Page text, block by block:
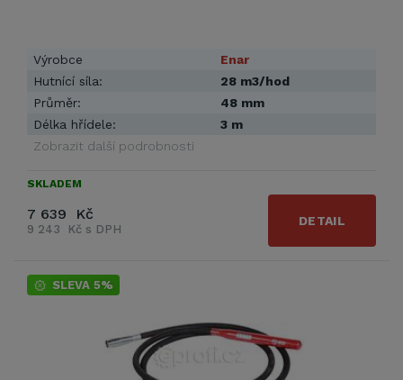
Výrobce
Enar
Hutnící síla:
28 m3/hod
Průměr:
48 mm
Délka hřídele:
3 m
Zobrazit další podrobnosti
SKLADEM
7 639 Kč
9 243 Kč s DPH
DETAIL
SLEVA 5%